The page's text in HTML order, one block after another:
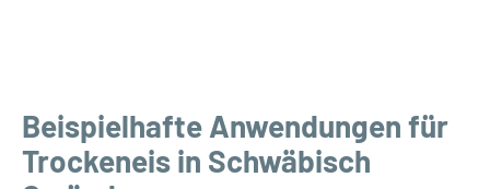
Beispielhafte Anwendungen für
Trockeneis in Schwäbisch